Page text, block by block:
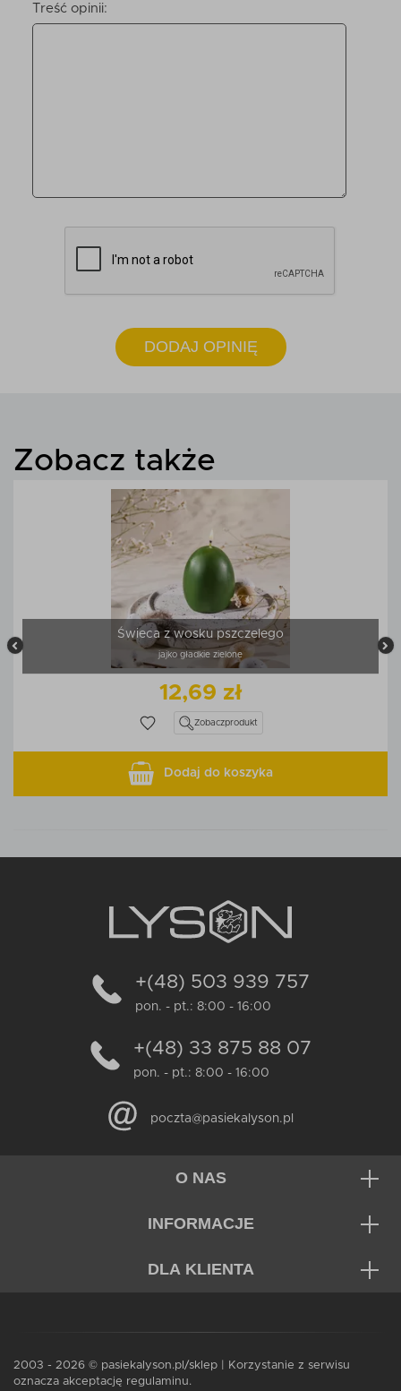
Treść opinii:
DODAJ OPINIĘ
Zobacz także
Świeca z wosku pszczelego
jajko gładkie zielone
12,69 zł
Zobaczprodukt
Dodaj do koszyka
+(48) 503 939 757
pon. - pt.: 8:00 - 16:00
+(48) 33 875 88 07
pon. - pt.: 8:00 - 16:00
poczta@pasiekalyson.pl
O NAS
INFORMACJE
DLA KLIENTA
2003 - 2026 © pasiekalyson.pl/sklep | Korzystanie z serwisu
oznacza akceptację regulaminu.